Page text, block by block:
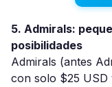
5. Admirals:
posibilidades
Admirals (antes
con solo $25 USD